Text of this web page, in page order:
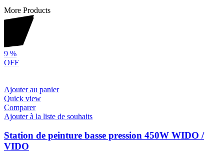
More Products
9 %
OFF
Ajouter au panier
Quick view
Comparer
Ajouter à la liste de souhaits
Station de peinture basse pression 450W WIDO /
VIDO